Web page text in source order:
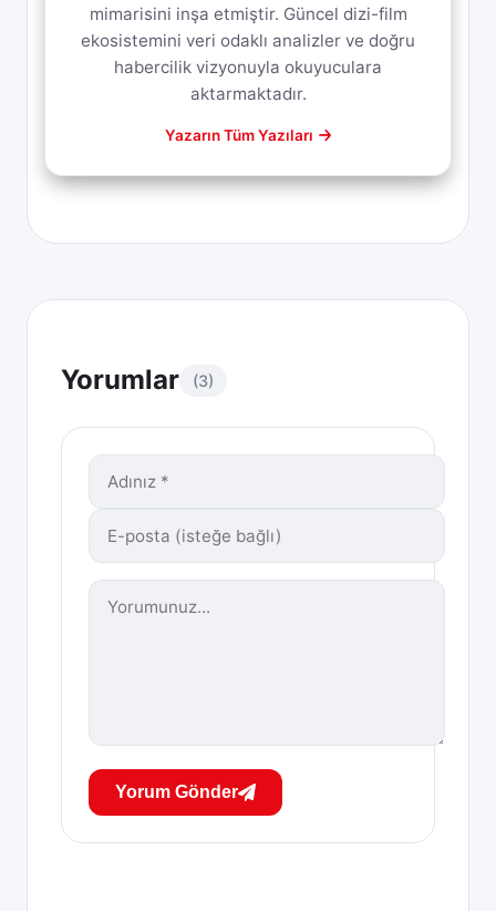
mimarisini inşa etmiştir. Güncel dizi-film
ekosistemini veri odaklı analizler ve doğru
habercilik vizyonuyla okuyuculara
aktarmaktadır.
Yazarın Tüm Yazıları
Yorumlar (3)
Yorum Gönder